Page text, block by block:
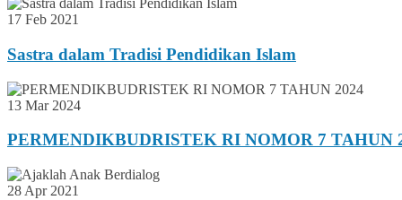
17 Feb 2021
Sastra dalam Tradisi Pendidikan Islam
13 Mar 2024
PERMENDIKBUDRISTEK RI NOMOR 7 TAHUN
28 Apr 2021